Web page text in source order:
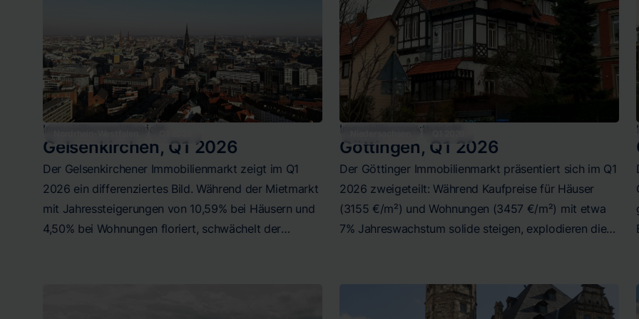
heterogene Stadtstruktur wider, von günstigen
Randlagen bis zu Premium-Vierteln wie dem
Westend.
unterstreichen die Bedeutung der Mikrolage.
Insgesamt bleibt Freiburg ein hochpreisiger, aber
stabiler Immobilienmarkt mit selektiven
Wachstumsimpulsen.
Immobilienmarktbericht
Gelsenkirchen, Q1 2026
Der Gelsenkirchener Immobilienmarkt zeigt im Q1
2026 ein differenziertes Bild. Während der Mietmarkt
mit Jahressteigerungen von 10,59% bei Häusern und
4,50% bei Wohnungen floriert, schwächelt der
Immobilienmarktbericht
Göttingen, Q1 2026
Der Göttinger Immobilienmarkt präsentiert sich im Q1
2026 zweigeteilt: Während Kaufpreise für Häuser
(3155 €/m²) und Wohnungen (3457 €/m²) mit etwa
7% Jahreswachstum solide steigen, explodieren die
12,71 €/m² und 5,39% Jahreswachstum moderater.
Die Universitätsstadt bleibt ein attraktiver, aber